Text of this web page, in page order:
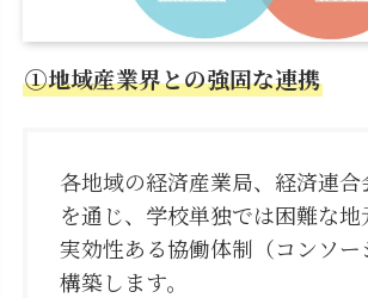
①地域産業界との強固な連携
各地域の経済産業局、経済連合
を通じ、学校単独では困難な地
実効性ある協働体制（コンソー
構築します。